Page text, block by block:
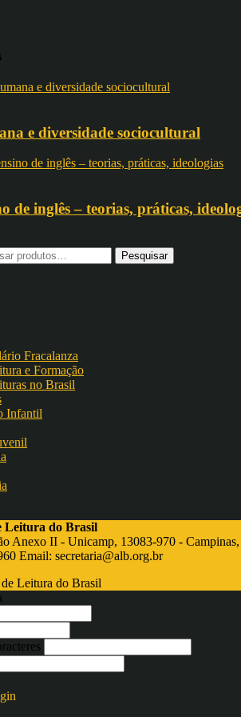
e diversidade sociocultural
de inglês – teorias, práticas,
Fracalanza
e Formação
no Brasil
Infantil
Leitura do Brasil
Anexo II - Unicamp, 13083-970 - Campinas,
Email: secretaria@alb.org.br